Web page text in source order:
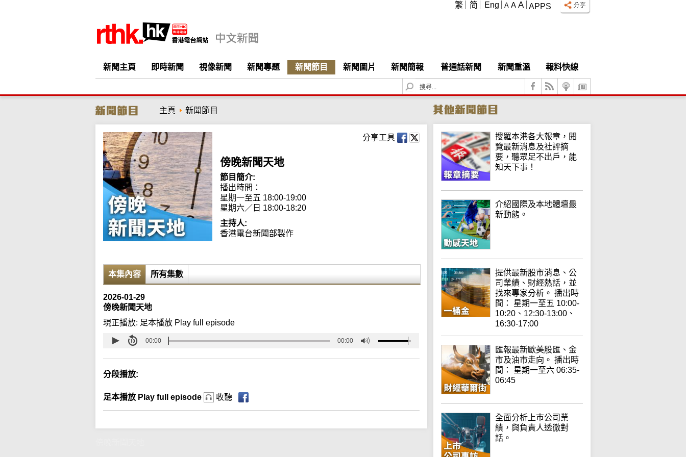
APPS
A A A
繁 简 Eng
新聞主頁 即時新聞 視像新聞 新聞專題 新聞節目 新聞圖片 新聞簡報 普通話新聞 新聞重溫
報料快線
S
e
c
h
主頁 新聞節目
分享工具
傍晚新聞天地
節目簡介:
播出時間：
星期一至五 18:00-19:00
星期六／日 18:00-18:20
主持人:
香港電台新聞部製作
本集內容 所有集數
2026-01-29
傍晚新聞天地
現正播放: 足本播放 Play full episode
00:00 00:00
分段播放:
足本播放 Play full episode 收聽
搜羅本港各大報章，閱
覽最新消息及社評摘
要，聽眾足不出戶，能
知天下事！
介紹國際及本地體壇最
新動態。
提供最新股市消息、公
司業績、財經熱話，並
找來專家分析。 播出時
間： 星期一至五 10:00-
10:20、12:30-13:00、
16:30-17:00
匯報最新歐美股匯、金
市及油市走向。 播出時
間： 星期一至六 06:35-
06:45
全面分析上巿公司業
績，與負責人透徹對
話。